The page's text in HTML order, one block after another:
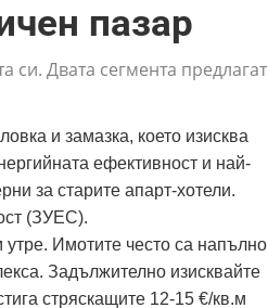
пазар
си. Двата сегмента предлагат
и замазка, което изисква
ефективност и най-
за старите апарт-хотели.
(ЗУЕС).
утре. Имотите често са напълно
Задължително изисквайте
стряскащите 12-15 €/кв.м